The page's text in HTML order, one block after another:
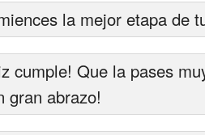
la mejor etapa de
cumple! Que la pases
gran abrazo!